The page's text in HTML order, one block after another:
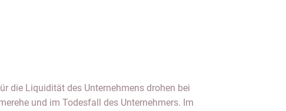
die Liquidität des Unternehmens drohen bei
und im Todesfall des Unternehmers. Im